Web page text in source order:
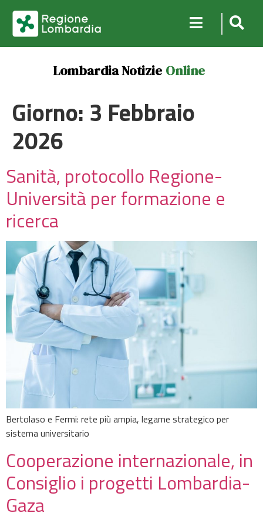
Lombardia Notizie Online
Giorno: 3 Febbraio
2026
Sanità, protocollo Regione-
Università per formazione e
ricerca
Bertolaso e Fermi: rete più ampia, legame strategico per
sistema universitario
Cooperazione internazionale, in
Consiglio i progetti Lombardia-
Gaza